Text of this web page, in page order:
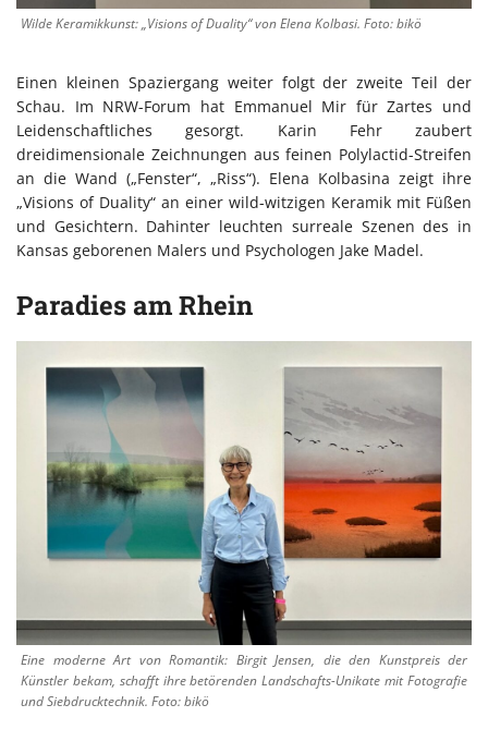
Wilde Keramikkunst: „Visions of Duality“ von Elena Kolbasi. Foto: bikö
Einen kleinen Spaziergang weiter folgt der zweite Teil der
Schau. Im NRW-Forum hat Emmanuel Mir für Zartes und
Leidenschaftliches gesorgt. Karin Fehr zaubert
dreidimensionale Zeichnungen aus feinen Polylactid-Streifen
an die Wand („Fenster“, „Riss“). Elena Kolbasina zeigt ihre
„Visions of Duality“ an einer wild-witzigen Keramik mit Füßen
und Gesichtern. Dahinter leuchten surreale Szenen des in
Kansas geborenen Malers und Psychologen Jake Madel.
Paradies am Rhein
Eine moderne Art von Romantik: Birgit Jensen, die den Kunstpreis der
Künstler bekam, schafft ihre betörenden Landschafts-Unikate mit Fotografie
und Siebdrucktechnik. Foto: bikö